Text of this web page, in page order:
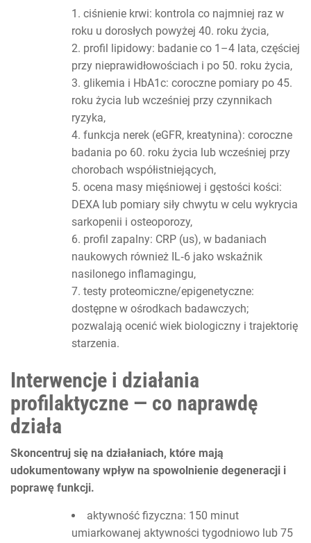
ciśnienie krwi: kontrola co najmniej raz w
roku u dorosłych powyżej 40. roku życia,
profil lipidowy: badanie co 1–4 lata, częściej
przy nieprawidłowościach i po 50. roku życia,
glikemia i HbA1c: coroczne pomiary po 45.
roku życia lub wcześniej przy czynnikach
ryzyka,
funkcja nerek (eGFR, kreatynina): coroczne
badania po 60. roku życia lub wcześniej przy
chorobach współistniejących,
ocena masy mięśniowej i gęstości kości:
DEXA lub pomiary siły chwytu w celu wykrycia
sarkopenii i osteoporozy,
profil zapalny: CRP (us), w badaniach
naukowych również IL‑6 jako wskaźnik
nasilonego inflamagingu,
testy proteomiczne/epigenetyczne:
dostępne w ośrodkach badawczych;
pozwalają ocenić wiek biologiczny i trajektorię
starzenia.
Interwencje i działania
profilaktyczne — co naprawdę
działa
Skoncentruj się na działaniach, które mają
udokumentowany wpływ na spowolnienie degeneracji i
poprawę funkcji.
aktywność fizyczna: 150 minut
umiarkowanej aktywności tygodniowo lub 75